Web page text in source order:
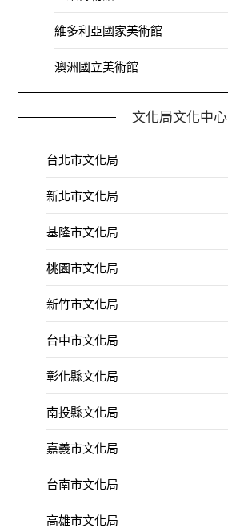
維多利亞國家美術館
澳洲國立美術館
文化局文化中心
台北市文化局
新北市文化局
基隆市文化局
桃園市文化局
新竹市文化局
台中市文化局
彰化縣文化局
南投縣文化局
嘉義市文化局
台南市文化局
高雄市文化局